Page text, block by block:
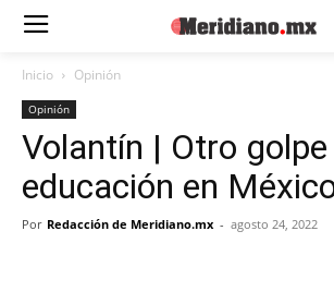
Inicio Opinión
Opinión
Volantín | Otro
educación en
Por Redacción de Meridiano.mx - agosto 24, 2022